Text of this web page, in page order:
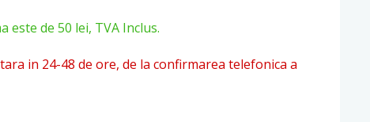
este de 50 lei, TVA Inclus.
in 24-48 de ore, de la confirmarea telefonica a